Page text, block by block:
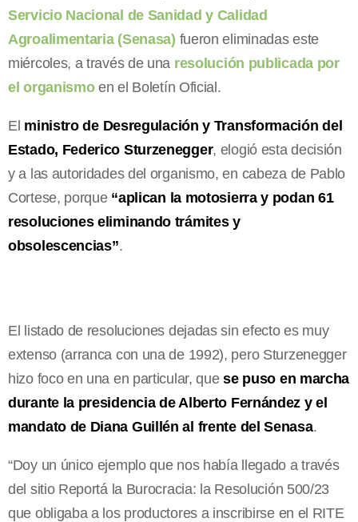
Servicio Nacional de Sanidad y Calidad
Agroalimentaria (Senasa) fueron eliminadas este
miércoles, a través de una resolución publicada por
el organismoen el Boletín Oficial.
El ministro de Desregulación y Transformación del
Estado, Federico Sturzenegger, elogió esta decisión
y a las autoridades del organismo, en cabeza de Pablo
Cortese, porque “aplican la motosierra y podan 61
resoluciones eliminando trámites y
obsolescencias”.
El listado de resoluciones dejadas sin efecto es muy
extenso (arranca con una de 1992), pero Sturzenegger
hizo foco en una en particular, quese puso en marcha
durante la presidencia de Alberto Fernández y el
mandato de Diana Guillén al frente del Senasa.
“Doy un único ejemplo que nos había llegado a través
del sitio Reportá la Burocracia: la Resolución 500/23
que obligaba a los productores a inscribirse en el RITE